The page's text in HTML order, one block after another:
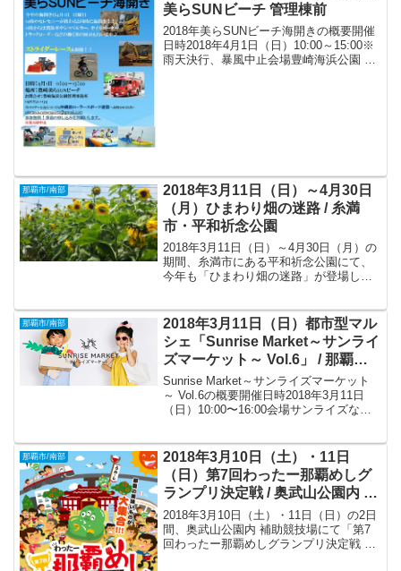
美らSUNビーチ 管理棟前
2018年美らSUNビーチ海開きの概要開催
日時2018年4月1日（日）10:00～15:00※
雨天決行、暴風中止会場豊崎海浜公園 美
那覇市/南部
2018年3月11日（日）～4月30日
（月）ひまわり畑の迷路 / 糸満
市・平和祈念公園
2018年3月11日（日）～4月30日（月）の
期間、糸満市にある平和祈念公園にて、
今年も「ひまわり畑の迷路」が登場しま
那覇市/南部
2018年3月11日（日）都市型マル
シェ「Sunrise Market～サンライ
ズマーケット～ Vol.6」 / 那覇
市・サンライズなは商店街
Sunrise Market～サンライズマーケット
～ Vol.6の概要開催日時2018年3月11日
（日）10:00〜16:00会場サンライズなは
行委員会共催...
那覇市/南部
2018年3月10日（土）・11日
（日）第7回わったー那覇めしグ
ランプリ決定戦 / 奥武山公園内 補
助競技場
2018年3月10日（土）・11日（日）の2日
間、奥武山公園内 補助競技場にて「第7
回わったー那覇めしグランプリ決定戦 」